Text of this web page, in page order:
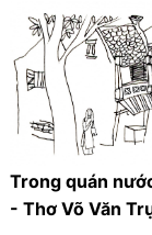
Trong quán
- Thơ Võ Văn